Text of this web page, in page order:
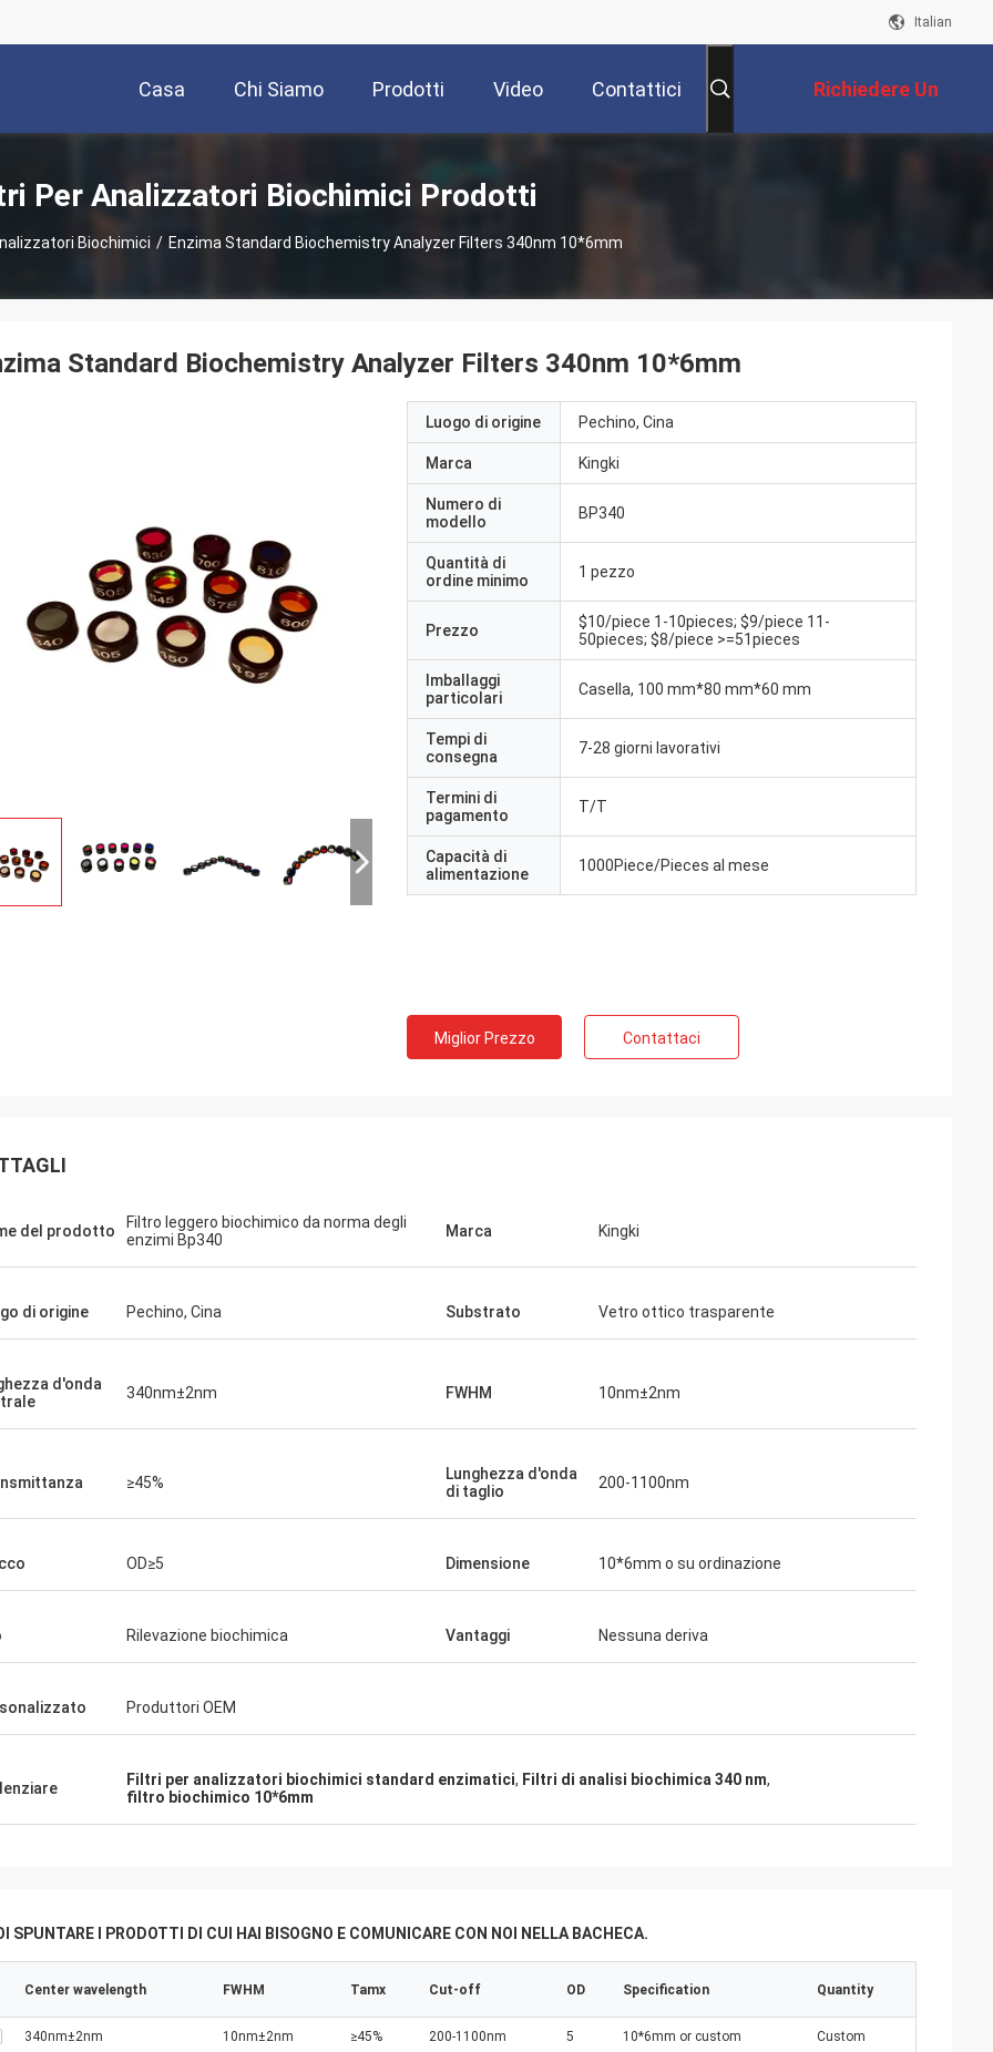
Italian
Casa Chi Siamo Prodotti Video Contattici Richiedere Un
Preventivo
Per Analizzatori Biochimici Prodotti
Biochimici / Enzima Standard Biochemistry Analyzer Filters 340nm 10*6mm
Standard Biochemistry Analyzer Filters 340nm 10*6mm
Luogo di origine Pechino, Cina
Marca Kingki
Numero di
modello
BP340
Quantità di
ordine minimo
1 pezzo
Prezzo
$10/piece 1-10pieces; $9/piece 11-
50pieces; $8/piece >=51pieces
Imballaggi
particolari
Casella, 100 mm*80 mm*60 mm
Tempi di
consegna
7-28 giorni lavorativi
Termini di
pagamento
T/T
Capacità di
alimentazione
1000Piece/Pieces al mese
Miglior Prezzo Contattaci
del prodotto
Filtro leggero biochimico da norma degli
enzimi Bp340
Marca Kingki
di origine Pechino, Cina Substrato Vetro ottico trasparente
d'onda
340nm±2nm FWHM 10nm±2nm
≥45%
Lunghezza d'onda
di taglio
200-1100nm
OD≥5 Dimensione 10*6mm o su ordinazione
Rilevazione biochimica Vantaggi Nessuna deriva
Produttori OEM
Filtri per analizzatori biochimici standard enzimatici, Filtri di analisi biochimica 340 nm,
filtro biochimico 10*6mm
SPUNTARE I PRODOTTI DI CUI HAI BISOGNO E COMUNICARE CON NOI NELLA BACHECA.
Center wavelength FWHM Tamx Cut-off OD Specification Quantity
340nm±2nm 10nm±2nm ≥45% 200-1100nm 5 10*6mm or custom Custom